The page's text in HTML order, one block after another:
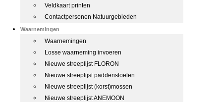
Veldkaart printen
Contactpersonen Natuurgebieden
Waarnemingen
Waarnemingen
Losse waarneming invoeren
Nieuwe streeplijst FLORON
Nieuwe streeplijst paddenstoelen
Nieuwe streeplijst (korst)mossen
Nieuwe streeplijst ANEMOON